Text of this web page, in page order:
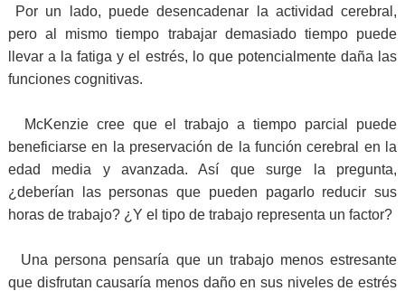
Por un lado, puede desencadenar la actividad cerebral,
pero al mismo tiempo trabajar demasiado tiempo puede
llevar a la fatiga y el estrés, lo que potencialmente daña las
funciones cognitivas.
McKenzie cree que el trabajo a tiempo parcial puede
beneficiarse en la preservación de la función cerebral en la
edad media y avanzada. Así que surge la pregunta,
¿deberían las personas que pueden pagarlo reducir sus
horas de trabajo? ¿Y el tipo de trabajo representa un factor?
Una persona pensaría que un trabajo menos estresante
que disfrutan causaría menos daño en sus niveles de estrés